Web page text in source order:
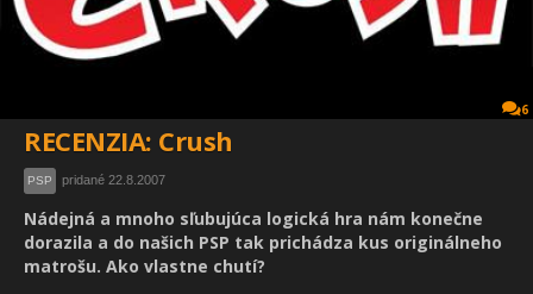
6
RECENZIA: Crush
PSP pridané 22.8.2007
Nádejná a mnoho sľubujúca logická hra nám konečne
dorazila a do našich PSP tak prichádza kus originálneho
matrošu. Ako vlastne chutí?